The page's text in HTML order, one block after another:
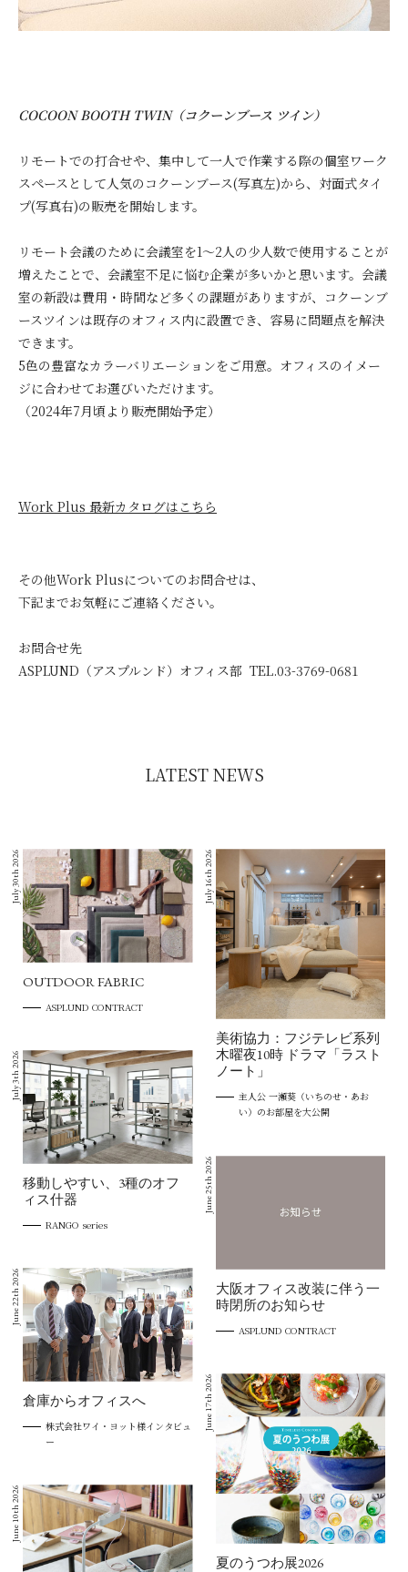
COCOON BOOTH TWIN（コクーンブース ツイン）
リモートでの打合せや、集中して一人で作業する際の個室ワーク
スペースとして人気のコクーンブース(写真左)から、対面式タイ
プ(写真右)の販売を開始します。
リモート会議のために会議室を1～2人の少人数で使用することが
増えたことで、会議室不足に悩む企業が多いかと思います。 会議
室の新設は費用・時間など多くの課題がありますが、コクーンブ
ースツインは既存のオフィス内に設置でき、容易に問題点を解決
できます。
5色の豊富なカラーバリエーションをご用意。オフィスのイメー
ジに合わせてお選びいただけます。
（2024年7月頃より販売開始予定）
Work Plus 最新カタログはこちら
その他Work Plusについてのお問合せは、
下記までお気軽にご連絡ください。
お問合せ先
ASPLUND （アスプルンド）オフィス部 TEL.03-3769-0681
LATEST NEWS
July 30th 2026
OUTDOOR FABRIC
ASPLUND CONTRACT
July 16th 2026
美術協力：フジテレビ系列
木曜夜10時 ドラマ「ラスト
ノート」
主人公 一瀬葵（いちのせ・あお
い）のお部屋を大公開
July 3th 2026
移動しやすい、3種のオフ
ィス什器
RANGO series
June 25th 2026
大阪オフィス改装に伴う一
時閉所のお知らせ
ASPLUND CONTRACT
June 22th 2026
倉庫からオフィスへ
株式会社ワイ・ヨット様インタビュ
ー
June 17th 2026
夏のうつわ展2026
June 10th 2026